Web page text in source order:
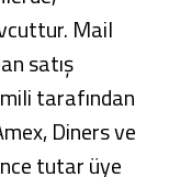
Mail
satış
tarafından
Diners ve
tutar üye